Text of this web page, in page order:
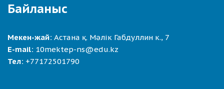
Байланыс
Мекен-жай: Астана қ. Мәлік Габдуллин к., 7
E-mail: 10mektep-ns@edu.kz
Тел: +77172501790